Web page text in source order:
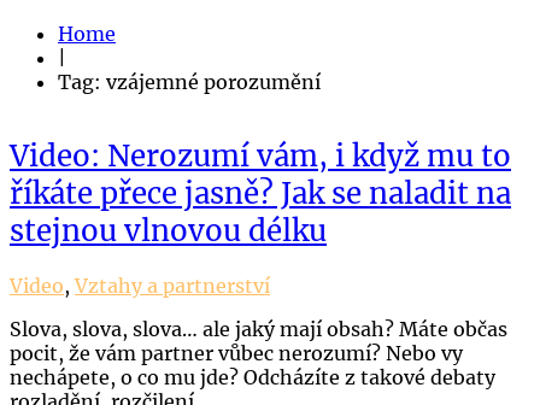
Home
Tag: vzájemné porozumění
Video: Nerozumí vám, i když mu to
říkáte přece jasně? Jak se naladit na
stejnou vlnovou délku
Video,Vztahy a partnerství
Slova, slova, slova… ale jaký mají obsah? Máte občas
pocit, že vám partner vůbec nerozumí? Nebo vy
nechápete, o co mu jde? Odcházíte z takové debaty